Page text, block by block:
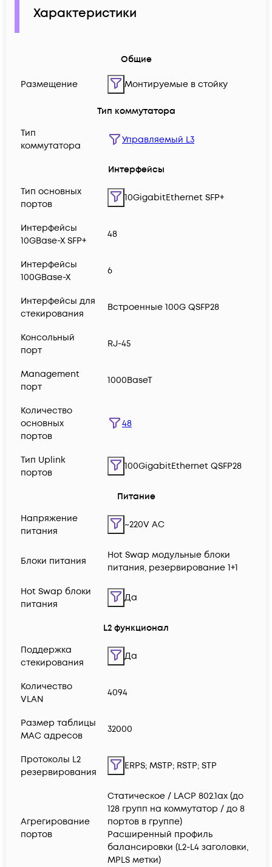
Характеристики
Общие
Размещение Монтируемые в стойку
Тип коммутатора
Тип
коммутатора
Управляемый L3
Интерфейсы
Тип основных
портов
10GigabitEthernet SFP+
Интерфейсы
10GBase-X SFP+
48
Интерфейсы
100GBase-X
6
Интерфейсы для
стекирования
Встроенные 100G QSFP28
Консольный
порт
RJ-45
Management
порт
1000BaseT
Количество
основных
портов
48
Тип Uplink
портов
100GigabitEthernet QSFP28
Питание
Напряжение
питания
~220V AC
Блоки питания
Hot Swap модульные блоки
питания, резервирование 1+1
Hot Swap блоки
питания
Да
L2 функционал
Поддержка
стекирования
Да
Количество
VLAN
4094
Размер таблицы
MAC адресов
32000
Протоколы L2
резервирования
ERPS; MSTP; RSTP; STP
Агрегирование
портов
Статическое / LACP 802.1ax (до
128 групп на коммутатор / до 8
портов в группе)
Расширенный профиль
балансировки (L2-L4 заголовки,
MPLS метки)